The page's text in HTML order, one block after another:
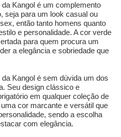
Kangol é um complemento
seja para um look casual ou
então tanto homens quanto
e personalidade. A cor verde
para quem procura um
a elegância e sobriedade que
Kangol é sem dúvida um dos
Seu design clássico e
em qualquer coleção de
cor marcante e versátil que
sendo a escolha
com elegância.